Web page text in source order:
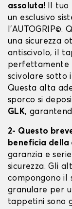
assoluta! Il tuo
un esclusivo
l’AUTOGRIP©.
una sicurezza
antiscivolo, il
perfettamente
scivolare sotto
Questa alta
sporco si
GLK,
2- Questo
beneficia della
garanzia e
sicurezza. Gli
compongono il
granulare per
tappetini sono